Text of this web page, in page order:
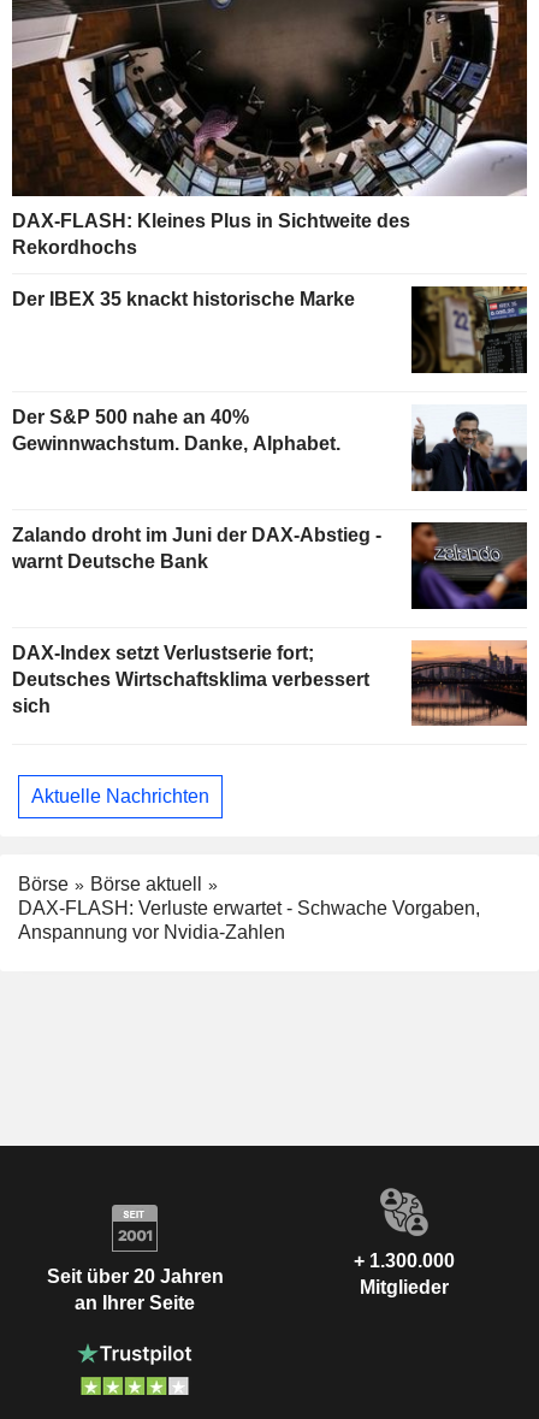
DAX-FLASH: Kleines Plus in Sichtweite des
Rekordhochs
Der IBEX 35 knackt historische Marke
Der S&P 500 nahe an 40%
Gewinnwachstum. Danke, Alphabet.
Zalando droht im Juni der DAX-Abstieg -
warnt Deutsche Bank
DAX-Index setzt Verlustserie fort;
Deutsches Wirtschaftsklima verbessert
sich
Aktuelle Nachrichten
Börse
Börse aktuell
DAX-FLASH: Verluste erwartet - Schwache Vorgaben,
Anspannung vor Nvidia-Zahlen
Seit über 20 Jahren
an Ihrer Seite
+ 1.300.000
Mitglieder